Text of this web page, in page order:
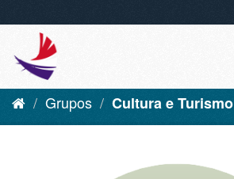
Grupos Cultura e Turismo